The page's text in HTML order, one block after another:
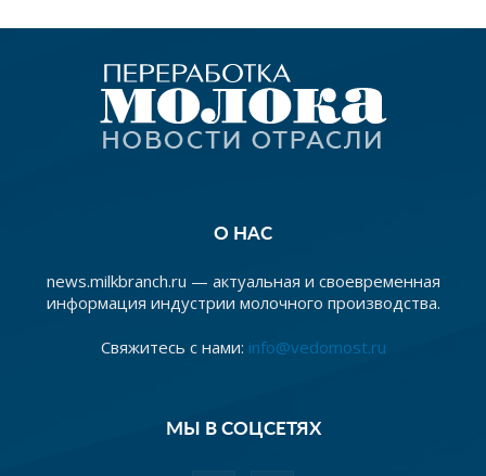
О НАС
news.milkbranch.ru — актуальная и своевременная
информация индустрии молочного производства.
Свяжитесь с нами: info@vedomost.ru
МЫ В СОЦСЕТЯХ